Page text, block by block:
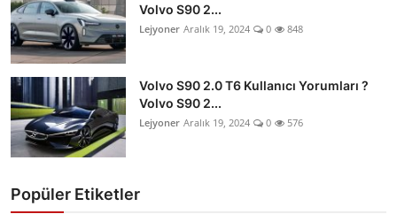
Volvo S90 2...
Lejyoner Aralık 19, 2024 0 848
Volvo S90 2.0 T6 Kullanıcı Yorumları ?
Volvo S90 2...
Lejyoner Aralık 19, 2024 0 576
Popüler Etiketler